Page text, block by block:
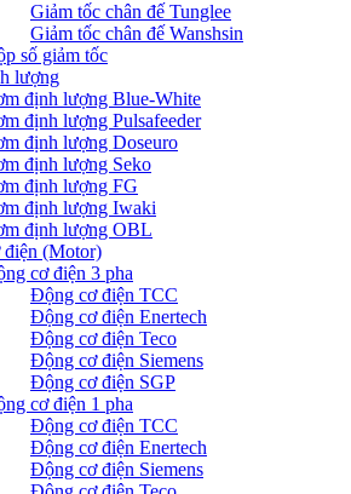
Giảm tốc chân đế Tunglee
Giảm tốc chân đế Wanshsin
số giảm tốc
lượng
định lượng Blue-White
định lượng Pulsafeeder
định lượng Doseuro
định lượng Seko
định lượng FG
định lượng Iwaki
định lượng OBL
(Motor)
cơ điện 3 pha
Động cơ điện TCC
Động cơ điện Enertech
Động cơ điện Teco
Động cơ điện Siemens
Động cơ điện SGP
cơ điện 1 pha
Động cơ điện TCC
Động cơ điện Enertech
Động cơ điện Siemens